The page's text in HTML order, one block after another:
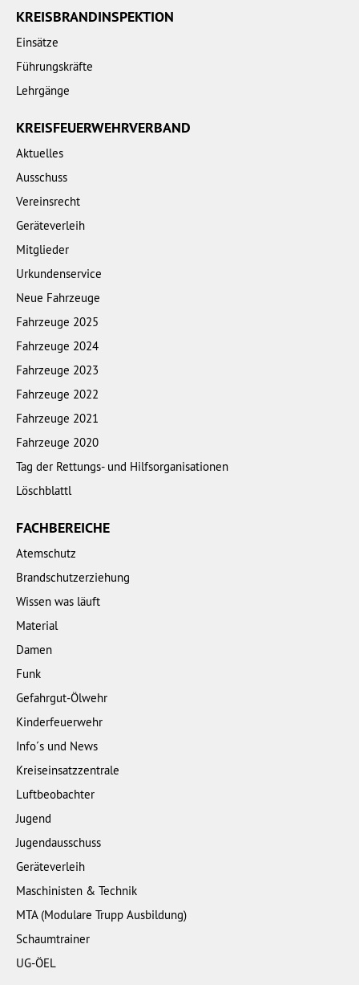
KREISBRANDINSPEKTION
Einsätze
Führungskräfte
Lehrgänge
KREISFEUERWEHRVERBAND
Aktuelles
Ausschuss
Vereinsrecht
Geräteverleih
Mitglieder
Urkundenservice
Neue Fahrzeuge
Fahrzeuge 2025
Fahrzeuge 2024
Fahrzeuge 2023
Fahrzeuge 2022
Fahrzeuge 2021
Fahrzeuge 2020
Tag der Rettungs- und Hilfsorganisationen
Löschblattl
FACHBEREICHE
Atemschutz
Brandschutzerziehung
Wissen was läuft
Material
Damen
Funk
Gefahrgut-Ölwehr
Kinderfeuerwehr
Info´s und News
Kreiseinsatzzentrale
Luftbeobachter
Jugend
Jugendausschuss
Geräteverleih
Maschinisten & Technik
MTA (Modulare Trupp Ausbildung)
Schaumtrainer
UG-ÖEL